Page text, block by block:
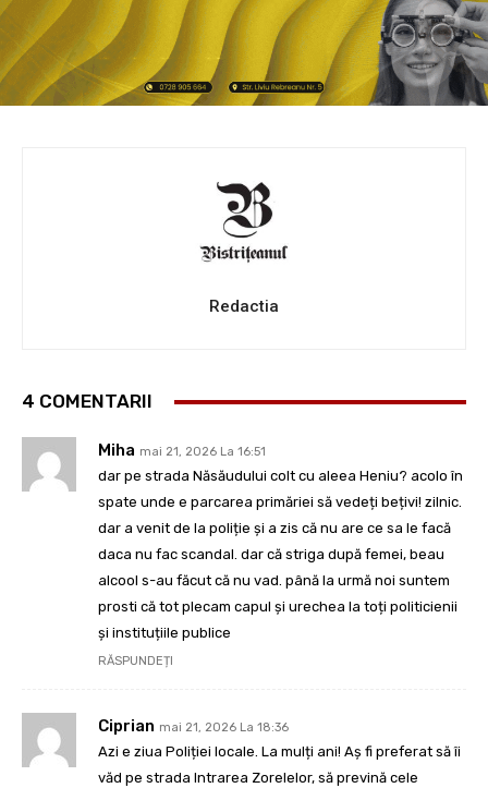
Redactia
4 COMENTARII
Miha mai 21, 2026 La 16:51
dar pe strada Năsăudului colt cu aleea Heniu? acolo în
spate unde e parcarea primăriei să vedeți bețivi! zilnic.
dar a venit de la poliție și a zis că nu are ce sa le facă
daca nu fac scandal. dar că striga după femei, beau
alcool s-au făcut că nu vad. până la urmă noi suntem
prosti că tot plecam capul și urechea la toți politicienii
și instituțiile publice
RĂSPUNDEȚI
Ciprian mai 21, 2026 La 18:36
Azi e ziua Poliției locale. La mulți ani! Aș fi preferat să îi
văd pe strada Intrarea Zorelelor, să prevină cele